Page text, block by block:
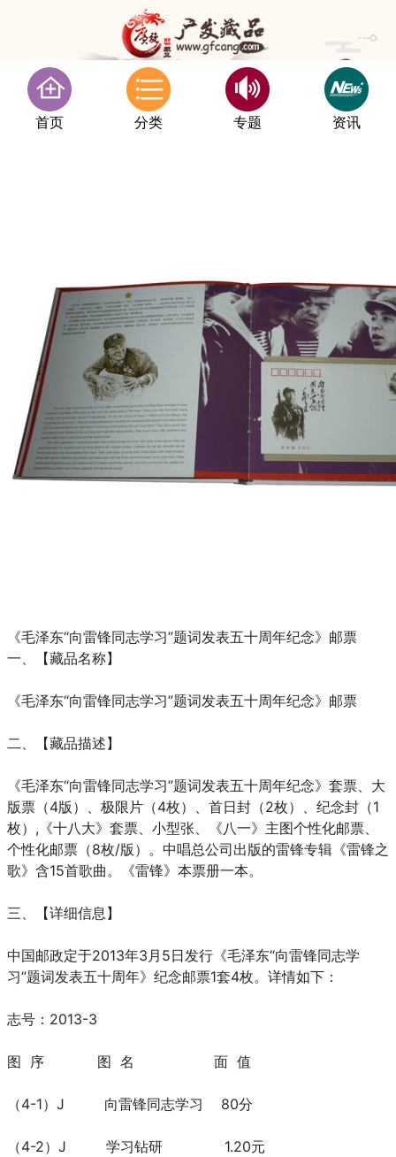
首页 分类 专题 资讯
《毛泽东“向雷锋同志学习”题词发表五十周年纪念》邮票
一、【藏品名称】
《毛泽东“向雷锋同志学习”题词发表五十周年纪念》邮票
二、【藏品描述】
《毛泽东“向雷锋同志学习”题词发表五十周年纪念》套票、大
版票（4版）、极限片（4枚）、首日封（2枚）、纪念封（1
枚）,《十八大》套票、小型张、《八一》主图个性化邮票、
个性化邮票（8枚/版）。中唱总公司出版的雷锋专辑《雷锋之
歌》含15首歌曲。《雷锋》本票册一本。
三、【详细信息】
中国邮政定于2013年3月5日发行《毛泽东“向雷锋同志学
习”题词发表五十周年》纪念邮票1套4枚。详情如下：
志号：2013-3
图 序 图 名 面 值
（4-1）J 向雷锋同志学习 80分
（4-2）J 学习钻研 1.20元